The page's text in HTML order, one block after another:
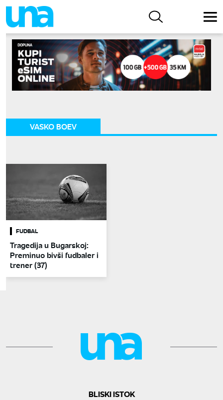
VASKO BOEV
FUDBAL
Tragedija u Bugarskoj:
Preminuo bivši fudbaler i
trener (37)
BLISKI ISTOK